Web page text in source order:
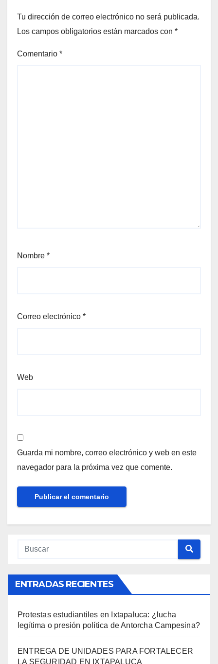
Tu dirección de correo electrónico no será publicada.
Los campos obligatorios están marcados con *
Comentario *
Nombre *
Correo electrónico *
Web
Guarda mi nombre, correo electrónico y web en este
navegador para la próxima vez que comente.
ENTRADAS RECIENTES
Protestas estudiantiles en Ixtapaluca: ¿lucha
legítima o presión política de Antorcha Campesina?
ENTREGA DE UNIDADES PARA FORTALECER
LA SEGURIDAD EN IXTAPALUCA